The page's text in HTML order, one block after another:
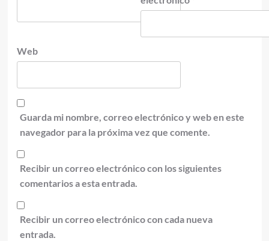
Web
Guarda mi nombre, correo electrónico y web en este
navegador para la próxima vez que comente.
Recibir un correo electrónico con los siguientes
comentarios a esta entrada.
Recibir un correo electrónico con cada nueva
entrada.